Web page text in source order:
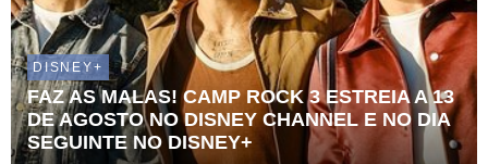
DISNEY+
FAZ AS MALAS! CAMP ROCK 3 ESTREIA A 13
DE AGOSTO NO DISNEY CHANNEL E NO DIA
SEGUINTE NO DISNEY+